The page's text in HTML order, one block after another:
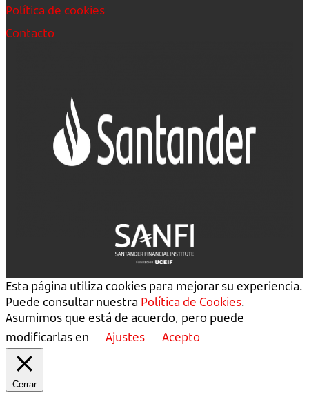
Política de cookies
Contacto
Esta página utiliza cookies para mejorar su experiencia.
Puede consultar nuestra Política de Cookies.
Asumimos que está de acuerdo, pero puede
modificarlas en
Ajustes Acepto
Cerrar